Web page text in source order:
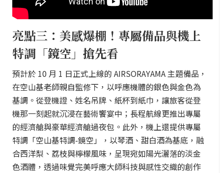
亮點三：美感爆棚！專屬備品與機上
特調「鏡空」搶先看
預計於 10 月 1 日正式上線的 AIRSORAYAMA 主題備品，
在空山基老師親自監修下，以呼應機體的銀色與金色為
基調。從登機證、姓名吊牌、紙杯到紙巾，讓旅客從登
機那一刻起就沉浸在藝術饗宴中；長程航線更推出專屬
的經濟艙與豪華經濟艙過夜包。此外，機上還提供專屬
特調「空山基特調-鏡空」，以琴酒、甜白酒為基底，融
合西洋梨、荔枝與檸檬風味，呈現宛如陽光灑落的淡金
色酒體，透過味覺完美呼應大師科技與感性交織的創作